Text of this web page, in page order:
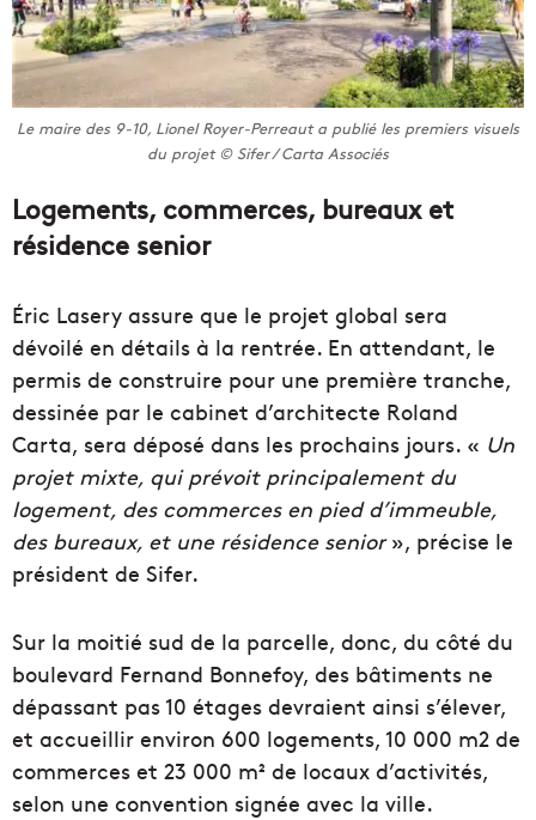
Le maire des 9-10, Lionel Royer-Perreaut a publié les premiers visuels
du projet © Sifer / Carta Associés
Logements, commerces, bureaux et
résidence senior
Éric Lasery assure que le projet global sera
dévoilé en détails à la rentrée. En attendant, le
permis de construire pour une première tranche,
dessinée par le cabinet d’architecte Roland
Carta, sera déposé dans les prochains jours. « Un
projet mixte, qui prévoit principalement du
logement, des commerces en pied d’immeuble,
des bureaux, et une résidence senior», précise le
président de Sifer.
Sur la moitié sud de la parcelle, donc, du côté du
boulevard Fernand Bonnefoy, des bâtiments ne
dépassant pas 10 étages devraient ainsi s’élever,
et accueillir environ 600 logements, 10 000 m2 de
commerces et 23 000 m² de locaux d’activités,
selon une convention signée avec la ville.